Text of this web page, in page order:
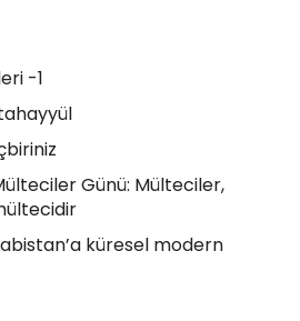
-1
Günü: Mülteciler,
küresel modern